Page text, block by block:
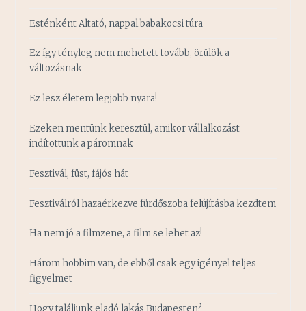
Esténként Altató, nappal babakocsi túra
Ez így tényleg nem mehetett tovább, örülök a
változásnak
Ez lesz életem legjobb nyara!
Ezeken mentünk keresztül, amikor vállalkozást
indítottunk a páromnak
Fesztivál, füst, fájós hát
Fesztiválról hazaérkezve fürdőszoba felújításba kezdtem
Ha nem jó a filmzene, a film se lehet az!
Három hobbim van, de ebből csak egy igényel teljes
figyelmet
Hogy találjunk eladó lakás Budapesten?